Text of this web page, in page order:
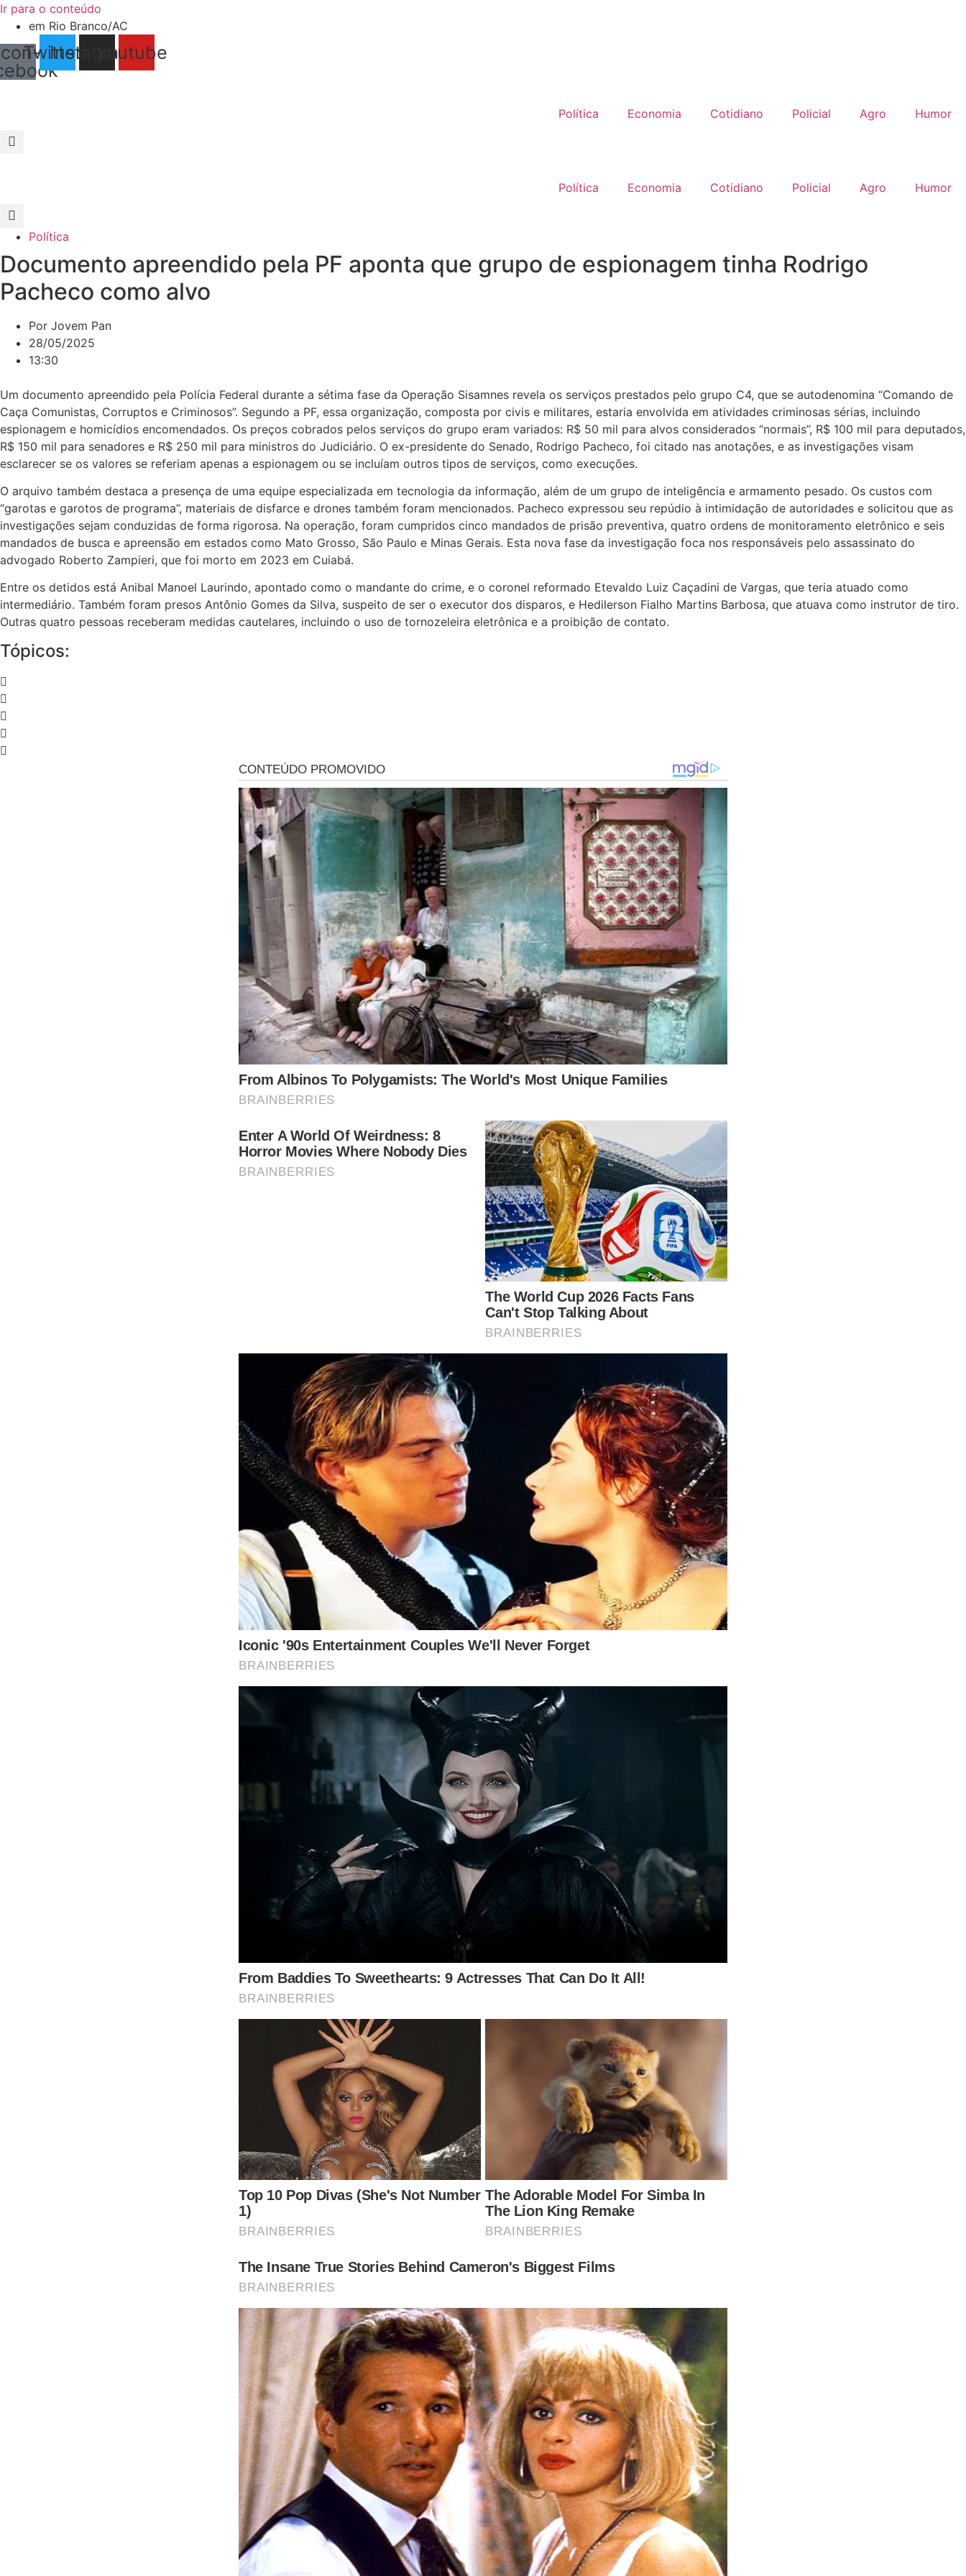
Ir para o conteúdo
em Rio Branco/AC
Twitter
InstagramYoutube
Política Economia Cotidiano Policial Agro Humor
Política Economia Cotidiano Policial Agro Humor
Política
Documento apreendido pela PF aponta que grupo de espionagem tinha Rodrigo
Pacheco como alvo
Por Jovem Pan
28/05/2025
13:30
Um documento apreendido pela Polícia Federal durante a sétima fase da Operação Sisamnes revela os serviços prestados pelo grupo C4, que se autodenomina “Comando de
Caça Comunistas, Corruptos e Criminosos”. Segundo a PF, essa organização, composta por civis e militares, estaria envolvida em atividades criminosas sérias, incluindo
espionagem e homicídios encomendados. Os preços cobrados pelos serviços do grupo eram variados: R$ 50 mil para alvos considerados “normais”, R$ 100 mil para deputados,
R$ 150 mil para senadores e R$ 250 mil para ministros do Judiciário. O ex-presidente do Senado, Rodrigo Pacheco, foi citado nas anotações, e as investigações visam
esclarecer se os valores se referiam apenas a espionagem ou se incluíam outros tipos de serviços, como execuções.
O arquivo também destaca a presença de uma equipe especializada em tecnologia da informação, além de um grupo de inteligência e armamento pesado. Os custos com
“garotas e garotos de programa”, materiais de disfarce e drones também foram mencionados. Pacheco expressou seu repúdio à intimidação de autoridades e solicitou que as
investigações sejam conduzidas de forma rigorosa. Na operação, foram cumpridos cinco mandados de prisão preventiva, quatro ordens de monitoramento eletrônico e seis
mandados de busca e apreensão em estados como Mato Grosso, São Paulo e Minas Gerais. Esta nova fase da investigação foca nos responsáveis pelo assassinato do
advogado Roberto Zampieri, que foi morto em 2023 em Cuiabá.
Entre os detidos está Anibal Manoel Laurindo, apontado como o mandante do crime, e o coronel reformado Etevaldo Luiz Caçadini de Vargas, que teria atuado como
intermediário. Também foram presos Antônio Gomes da Silva, suspeito de ser o executor dos disparos, e Hedilerson Fialho Martins Barbosa, que atuava como instrutor de tiro.
Outras quatro pessoas receberam medidas cautelares, incluindo o uso de tornozeleira eletrônica e a proibição de contato.
Tópicos: